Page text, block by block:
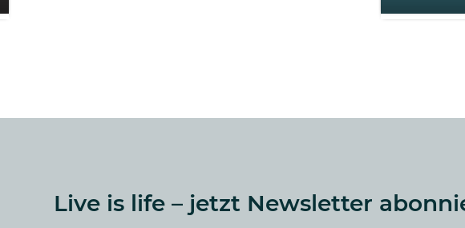
Live is life – jetzt Newsletter